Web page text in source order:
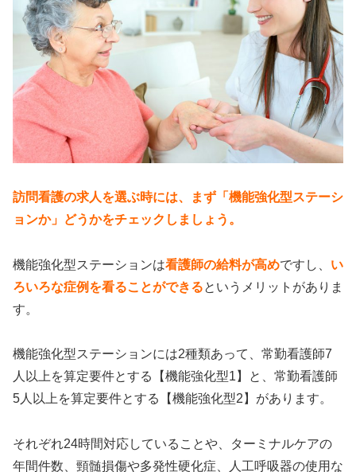
訪問看護の求人を選ぶ時には、まず「 機能強化型ステーシ
ョンか」どうかをチェックしましょう。
機能強化型ステーションは看護師の給料が高めですし、 い
ろいろな症例を看ることができるというメリットがありま
す。
機能強化型ステーションには2種類あって、常勤看護師7
人以上を算定要件とする【機能強化型1】と、常勤看護師
5人以上を算定要件とする【機能強化型2】があります。
それぞれ24時間対応していることや、ターミナルケアの
年間件数、頸髄損傷や多発性硬化症、人工呼吸器の使用な